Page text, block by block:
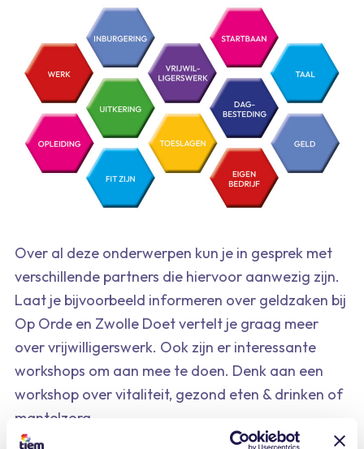
Over al deze onderwerpen kun je in gesprek met
verschillende partners die hiervoor aanwezig zijn.
Laat je bijvoorbeeld informeren over geldzaken bij
Op Orde en Zwolle Doet vertelt je graag meer
over vrijwilligerswerk. Ook zijn er interessante
workshops om aan mee te doen. Denk aan een
workshop over vitaliteit, gezond eten & drinken of
mantelzorg.